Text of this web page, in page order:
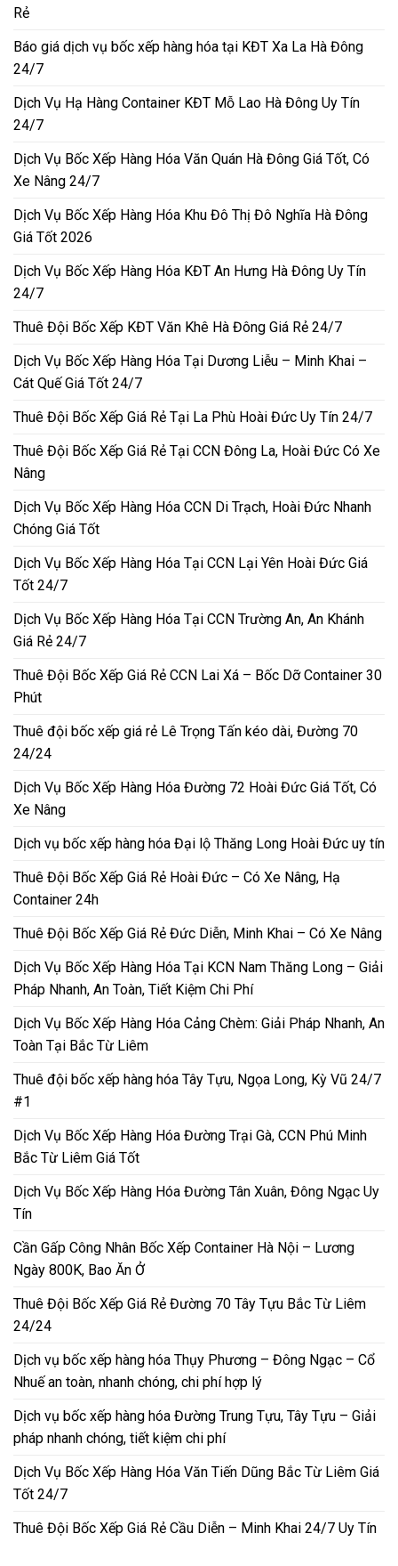
Rẻ
Báo giá dịch vụ bốc xếp hàng hóa tại KĐT Xa La Hà Đông
24/7
Dịch Vụ Hạ Hàng Container KĐT Mỗ Lao Hà Đông Uy Tín
24/7
Dịch Vụ Bốc Xếp Hàng Hóa Văn Quán Hà Đông Giá Tốt, Có
Xe Nâng 24/7
Dịch Vụ Bốc Xếp Hàng Hóa Khu Đô Thị Đô Nghĩa Hà Đông
Giá Tốt 2026
Dịch Vụ Bốc Xếp Hàng Hóa KĐT An Hưng Hà Đông Uy Tín
24/7
Thuê Đội Bốc Xếp KĐT Văn Khê Hà Đông Giá Rẻ 24/7
Dịch Vụ Bốc Xếp Hàng Hóa Tại Dương Liễu – Minh Khai –
Cát Quế Giá Tốt 24/7
Thuê Đội Bốc Xếp Giá Rẻ Tại La Phù Hoài Đức Uy Tín 24/7
Thuê Đội Bốc Xếp Giá Rẻ Tại CCN Đông La, Hoài Đức Có Xe
Nâng
Dịch Vụ Bốc Xếp Hàng Hóa CCN Di Trạch, Hoài Đức Nhanh
Chóng Giá Tốt
Dịch Vụ Bốc Xếp Hàng Hóa Tại CCN Lại Yên Hoài Đức Giá
Tốt 24/7
Dịch Vụ Bốc Xếp Hàng Hóa Tại CCN Trường An, An Khánh
Giá Rẻ 24/7
Thuê Đội Bốc Xếp Giá Rẻ CCN Lai Xá – Bốc Dỡ Container 30
Phút
Thuê đội bốc xếp giá rẻ Lê Trọng Tấn kéo dài, Đường 70
24/24
Dịch Vụ Bốc Xếp Hàng Hóa Đường 72 Hoài Đức Giá Tốt, Có
Xe Nâng
Dịch vụ bốc xếp hàng hóa Đại lộ Thăng Long Hoài Đức uy tín
Thuê Đội Bốc Xếp Giá Rẻ Hoài Đức – Có Xe Nâng, Hạ
Container 24h
Thuê Đội Bốc Xếp Giá Rẻ Đức Diễn, Minh Khai – Có Xe Nâng
Dịch Vụ Bốc Xếp Hàng Hóa Tại KCN Nam Thăng Long – Giải
Pháp Nhanh, An Toàn, Tiết Kiệm Chi Phí
Dịch Vụ Bốc Xếp Hàng Hóa Cảng Chèm: Giải Pháp Nhanh, An
Toàn Tại Bắc Từ Liêm
Thuê đội bốc xếp hàng hóa Tây Tựu, Ngọa Long, Kỳ Vũ 24/7
#1
Dịch Vụ Bốc Xếp Hàng Hóa Đường Trại Gà, CCN Phú Minh
Bắc Từ Liêm Giá Tốt
Dịch Vụ Bốc Xếp Hàng Hóa Đường Tân Xuân, Đông Ngạc Uy
Tín
Cần Gấp Công Nhân Bốc Xếp Container Hà Nội – Lương
Ngày 800K, Bao Ăn Ở
Thuê Đội Bốc Xếp Giá Rẻ Đường 70 Tây Tựu Bắc Từ Liêm
24/24
Dịch vụ bốc xếp hàng hóa Thụy Phương – Đông Ngạc – Cổ
Nhuế an toàn, nhanh chóng, chi phí hợp lý
Dịch vụ bốc xếp hàng hóa Đường Trung Tựu, Tây Tựu – Giải
pháp nhanh chóng, tiết kiệm chi phí
Dịch Vụ Bốc Xếp Hàng Hóa Văn Tiến Dũng Bắc Từ Liêm Giá
Tốt 24/7
Thuê Đội Bốc Xếp Giá Rẻ Cầu Diễn – Minh Khai 24/7 Uy Tín